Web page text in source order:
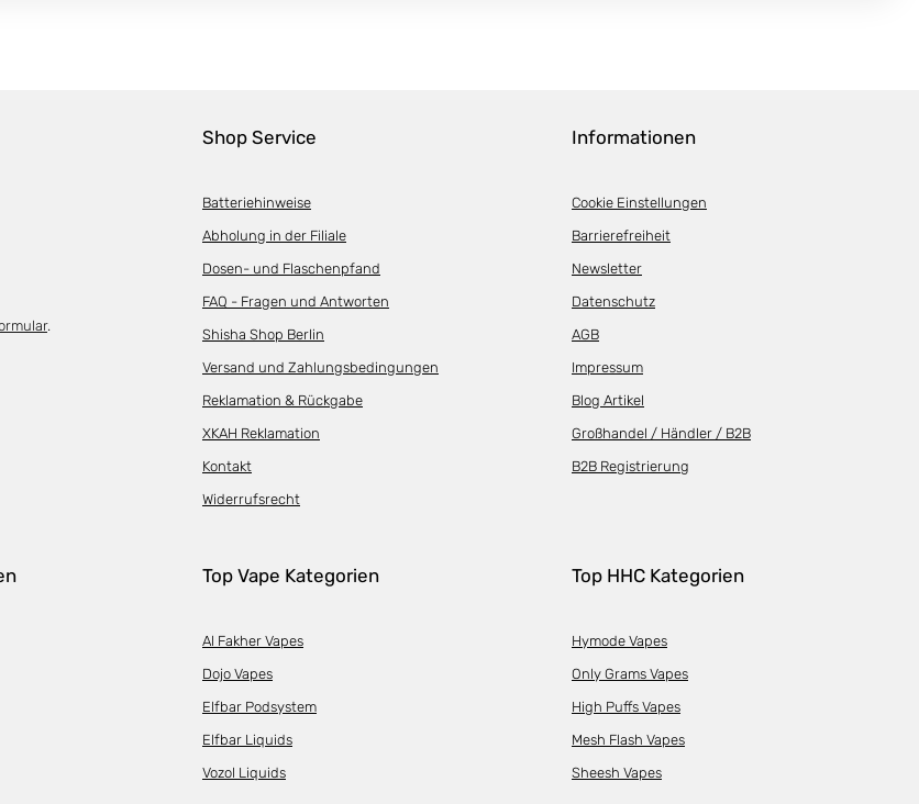
.
Shop Service
Batteriehinweise
Abholung in der Filiale
Dosen- und Flaschenpfand
FAQ - Fragen und Antworten
Shisha Shop Berlin
Versand und Zahlungsbedingungen
Reklamation & Rückgabe
XKAH Reklamation
Kontakt
Widerrufsrecht
Informationen
Cookie Einstellungen
Barrierefreiheit
Newsletter
Datenschutz
AGB
Impressum
Blog Artikel
Großhandel / Händler / B2B
B2B Registrierung
Top Vape Kategorien
Al Fakher Vapes
Dojo Vapes
Elfbar Podsystem
Elfbar Liquids
Vozol Liquids
Top HHC Kategorien
Hymode Vapes
Only Grams Vapes
High Puffs Vapes
Mesh Flash Vapes
Sheesh Vapes